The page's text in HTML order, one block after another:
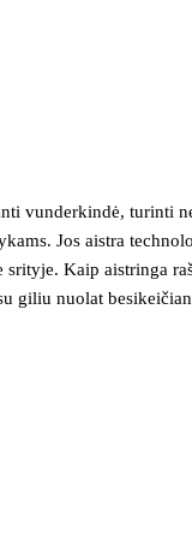
vunderkindė, turinti
Jos aistra
Kaip aistringa
giliu nuolat